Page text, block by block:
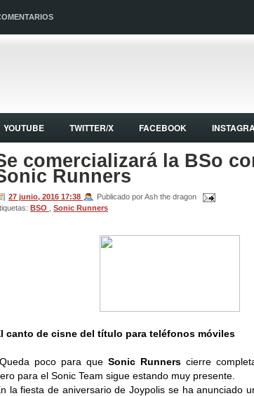
YOUTUBE TWITTER/X FACEBOOK
comercializará la BSo
Runners
27 junio, 2016 17:38
Publicado por Ash the dragon
BSO Sonic Runners
canto de cisne del título para teléfonos móviles
Queda poco para que Sonic Runners cierre
para el Sonic Team sigue estando muy presente.
la fiesta de aniversario de Joypolis se ha anunciado